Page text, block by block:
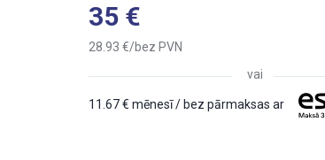
35
28.93
bez PVN
vai
11.67 mēnesī / bez pārmaksas ar